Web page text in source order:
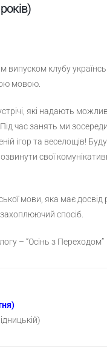
випуском клубу
мовою.
які надають
час занять ми
ігор та веселощів!
свої
мови, яка має досвід
спосіб.
– “Осінь з Переходом”